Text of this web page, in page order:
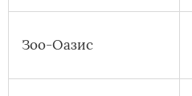
Зоо-Оазис